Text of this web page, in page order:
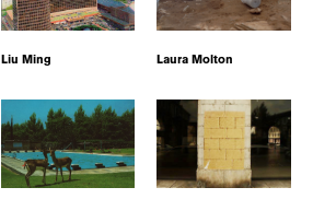
Liu Ming Laura Molton